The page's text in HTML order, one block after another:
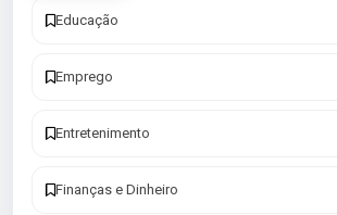
Educação
Emprego
Entretenimento
Finanças e Dinheiro